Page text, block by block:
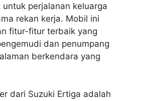
untuk perjalanan keluarga
rekan kerja. Mobil ini
fitur-fitur terbaik yang
dan penumpang
berkendara yang
dari Suzuki Ertiga adalah